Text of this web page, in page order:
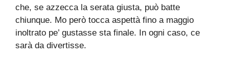
che, se azzecca la serata giusta, può batte
chiunque. Mo però tocca aspettà fino a maggio
inoltrato pe’ gustasse sta finale. In ogni caso, ce
sarà da divertisse.